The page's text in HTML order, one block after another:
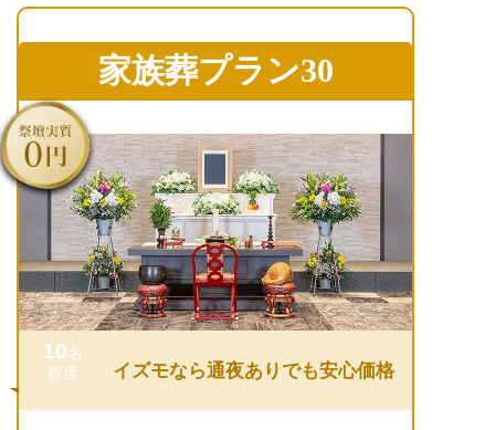
家族葬プラン30
10名
程度
イズモなら通夜ありでも安心価格